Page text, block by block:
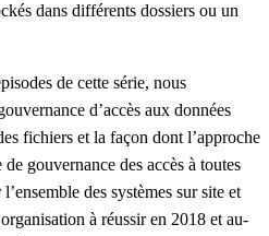
dans différents dossiers ou un
de cette série, nous
d’accès aux données
fichiers et la façon dont l’approche
gouvernance des accès à toutes
des systèmes sur site et
à réussir en 2018 et au-